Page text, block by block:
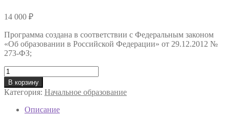
14 000 ₽
Программа создана в соответствии с Федеральным законом
«Об образовании в Российской Федерации» от 29.12.2012 №
273-ФЗ;
Количество
товара
Профессиональная
переподготовка
«Методика
В корзину
Категория: Начальное образование
Описание